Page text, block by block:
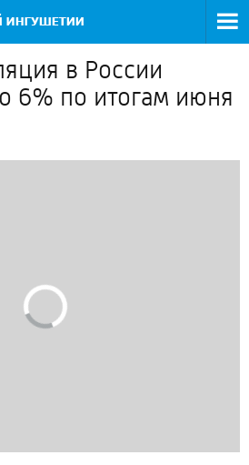
в России
6% по итогам июня